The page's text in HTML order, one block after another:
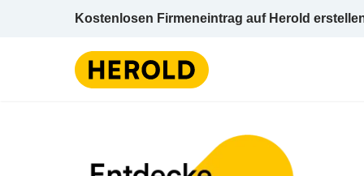
Kostenlosen Firmeneintrag auf Herold